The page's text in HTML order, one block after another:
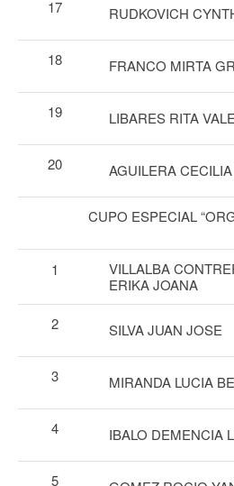
17 RUDKOVICH
18 FRANCO MIRTA
19 LIBARES RITA
20 AGUILERA
CUPO ESPECIAL
1
VILLALBA
ERIKA JOANA
2 SILVA JUAN JOSE
3 MIRANDA LUCIA
4 IBALO DEMENCIA
5